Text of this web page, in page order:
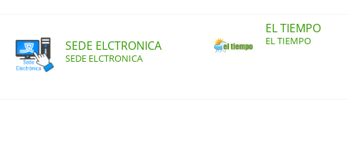
SEDE ELCTRONICA
SEDE ELCTRONICA
EL TIEMPO
EL TIEMPO